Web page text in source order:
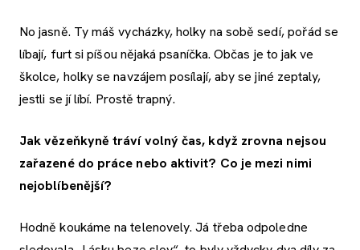
No jasně. Ty máš vycházky, holky na sobě sedí, pořád se
líbají, furt si píšou nějaká psaníčka. Občas je to jak ve
školce, holky se navzájem posílají, aby se jiné zeptaly,
jestli se jí líbí. Prostě trapný.
Jak vězeňkyně tráví volný čas, když zrovna nejsou
zařazené do práce nebo aktivit? Co je mezi nimi
nejoblíbenější?
Hodně koukáme na telenovely. Já třeba odpoledne